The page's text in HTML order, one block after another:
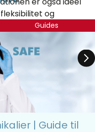
og
tilbehør
eller ønsker du
kan du købe en
flaske
Dette giver
frisk øjenskylleflaske
Guides
| Guide til